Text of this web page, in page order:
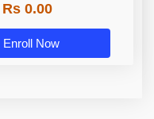
Rs 0.00
Enroll Now